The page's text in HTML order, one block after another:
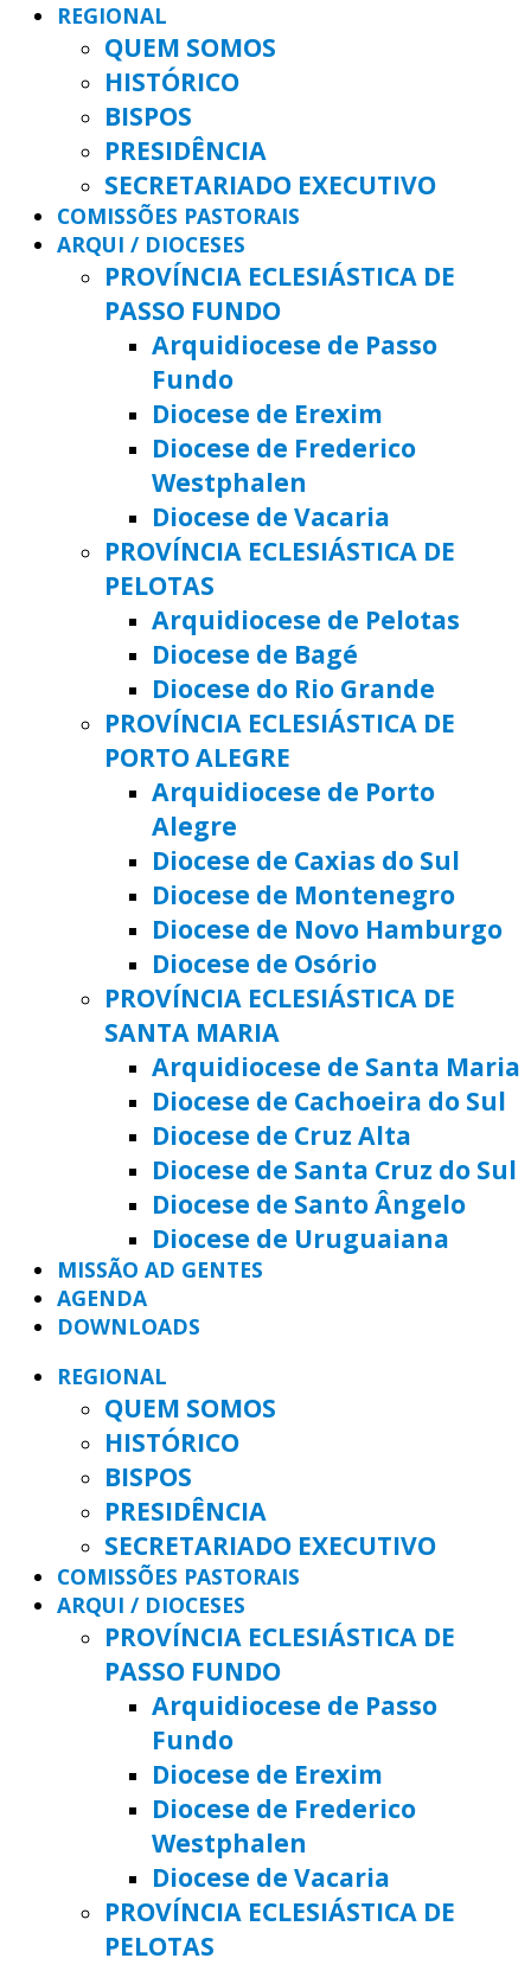
REGIONAL
QUEM SOMOS
HISTÓRICO
BISPOS
PRESIDÊNCIA
SECRETARIADO EXECUTIVO
COMISSÕES PASTORAIS
ARQUI / DIOCESES
PROVÍNCIA ECLESIÁSTICA DE
PASSO FUNDO
Arquidiocese de Passo
Fundo
Diocese de Erexim
Diocese de Frederico
Westphalen
Diocese de Vacaria
PROVÍNCIA ECLESIÁSTICA DE
PELOTAS
Arquidiocese de Pelotas
Diocese de Bagé
Diocese do Rio Grande
PROVÍNCIA ECLESIÁSTICA DE
PORTO ALEGRE
Arquidiocese de Porto
Alegre
Diocese de Caxias do Sul
Diocese de Montenegro
Diocese de Novo Hamburgo
Diocese de Osório
PROVÍNCIA ECLESIÁSTICA DE
SANTA MARIA
Arquidiocese de Santa Maria
Diocese de Cachoeira do Sul
Diocese de Cruz Alta
Diocese de Santa Cruz do Sul
Diocese de Santo Ângelo
Diocese de Uruguaiana
MISSÃO AD GENTES
AGENDA
DOWNLOADS
REGIONAL
QUEM SOMOS
HISTÓRICO
BISPOS
PRESIDÊNCIA
SECRETARIADO EXECUTIVO
COMISSÕES PASTORAIS
ARQUI / DIOCESES
PROVÍNCIA ECLESIÁSTICA DE
PASSO FUNDO
Arquidiocese de Passo
Fundo
Diocese de Erexim
Diocese de Frederico
Westphalen
Diocese de Vacaria
PROVÍNCIA ECLESIÁSTICA DE
PELOTAS